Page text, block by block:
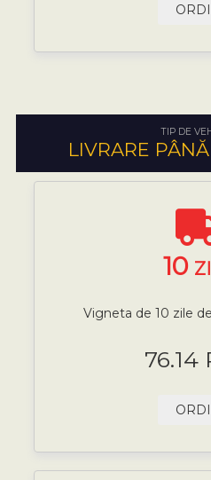
TIP DE
LIVRARE
10
Vigneta de 10 zile
76.14